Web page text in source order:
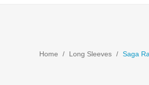
Home Long Sleeves Saga